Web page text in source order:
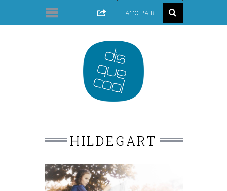
HILDEGART